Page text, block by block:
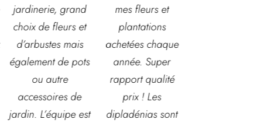
mes fleurs et
plantations
achetées chaque
année. Super
rapport qualité
prix ! Les
dipladénias sont
magnifique pour le
baptême et le
mariage!
Bouquet mariée,
centre de table et
Bouquet table
d'honneur.